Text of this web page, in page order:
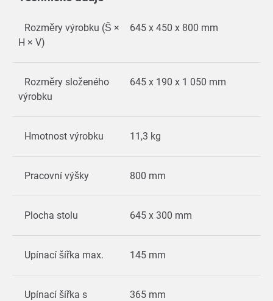
Rozměry výrobku (Š ×
H × V)
645 x 450 x 800 mm
Rozměry složeného
výrobku
645 x 190 x 1 050 mm
Hmotnost výrobku 11,3 kg
Pracovní výšky 800 mm
Plocha stolu 645 x 300 mm
Upínací šířka max. 145 mm
Upínací šířka s
365 mm